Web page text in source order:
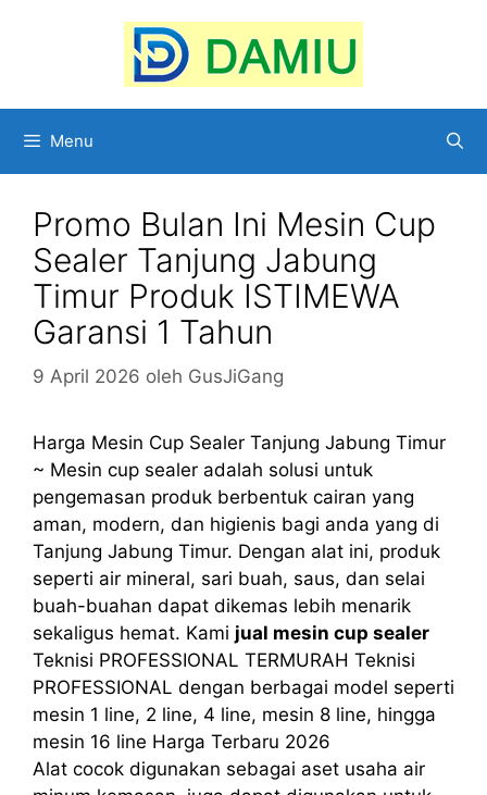
Menu
Promo Bulan Ini Mesin Cup
Sealer Tanjung Jabung
Timur Produk ISTIMEWA
Garansi 1 Tahun
9 April 2026 oleh GusJiGang
Harga Mesin Cup Sealer Tanjung Jabung Timur
~ Mesin cup sealer adalah solusi untuk
pengemasan produk berbentuk cairan yang
aman, modern, dan higienis bagi anda yang di
Tanjung Jabung Timur. Dengan alat ini, produk
seperti air mineral, sari buah, saus, dan selai
buah-buahan dapat dikemas lebih menarik
sekaligus hemat. Kami jual mesin cup sealer
Teknisi PROFESSIONAL TERMURAH Teknisi
PROFESSIONAL dengan berbagai model seperti
mesin 1 line, 2 line, 4 line, mesin 8 line, hingga
mesin 16 line Harga Terbaru 2026
Alat cocok digunakan sebagai aset usaha air